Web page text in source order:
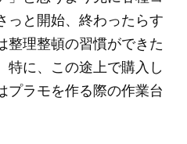
っと開始、終わったらす
整理整頓の習慣ができた
特に、この途上で購入し
プラモを作る際の作業台